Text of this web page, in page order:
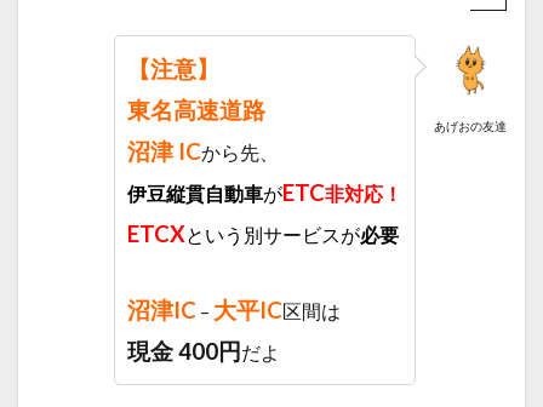
1.1.1
1.1.2
ビール
あげおの友達
【注意】
東名高速道路
沼津 ICから先、
伊豆縦貫自動車がETC非対応！
ETCXという別サービスが必要
沼津IC – 大平IC区間は
現金 400円 だよ